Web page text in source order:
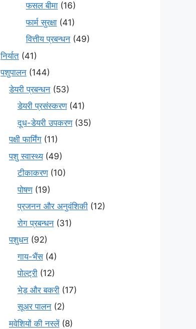
फसल बीमा (16)
फार्म सुरक्षा (41)
वित्तीय प्रबन्धन (49)
निर्यात (41)
पशुपालन (144)
डेयरी प्रबन्धन (53)
डेयरी प्रसंस्करण(41)
दूध-डेयरी उपकरण(35)
पक्षी फार्मिंग (11)
पशु स्वास्थ्य(49)
टीकाकरण(10)
पोषण(19)
प्रजनन और अनुवंशिकी (12)
रोग प्रबन्धन (31)
पशुधन (92)
गाय-भैंस(4)
पोल्ट्री (12)
भेड़ और बकरी (17)
सूअर पालन (2)
मवेशियों की नस्लें(8)